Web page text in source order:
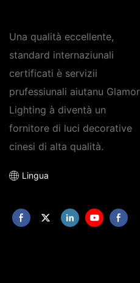
Una qualità eccellente,
standard internaziunali
certificati è servizii
prufessiunali aiutanu Glamor
Lighting à diventà un
fornitore di luci decorative
cinesi di alta qualità.
Lingua